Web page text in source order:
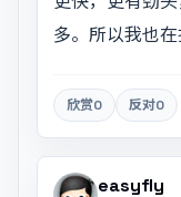
多。所以我也在
欣赏0 反对0
easyfly